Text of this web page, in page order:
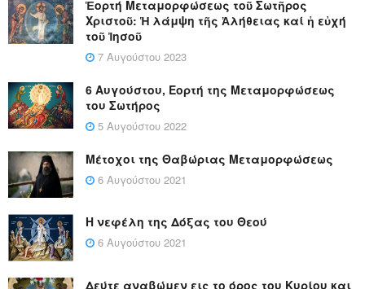
Ἑορτή Μεταμορφώσεως τοῦ Σωτῆρος
Χριστοῦ: Ἡ λάμψη τῆς Ἀλήθειας καί ἡ εὐχή
τοῦ Ἰησοῦ
7 Αυγούστου 2023
6 Αυγούστου, Εορτή της Μεταμορφώσεως
του Σωτήρος
5 Αυγούστου 2022
Μέτοχοι της Θαβώριας Μεταμορφώσεως
6 Αυγούστου 2021
Η νεφέλη της Δόξας του Θεού
6 Αυγούστου 2021
Δεύτε αναβώμεν εις το όρος του Κυρίου και